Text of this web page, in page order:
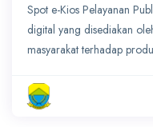
Spot e-Kios Pelayanan
digital yang disediakan
masyarakat terhadap